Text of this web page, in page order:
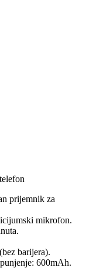
prijemnik za
mikrofon.
barijera).
600mAh.